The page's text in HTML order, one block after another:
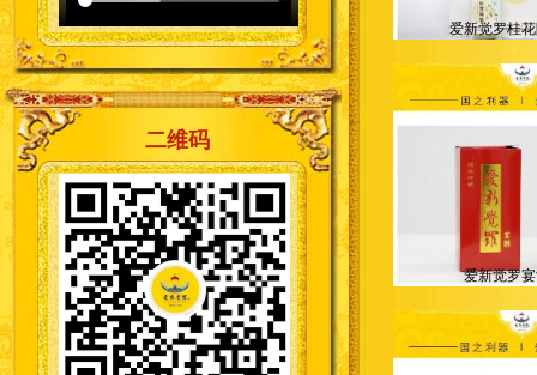
二维码
爱新觉罗桂
爱新觉罗